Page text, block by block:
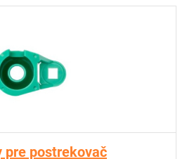
pre postrekovač